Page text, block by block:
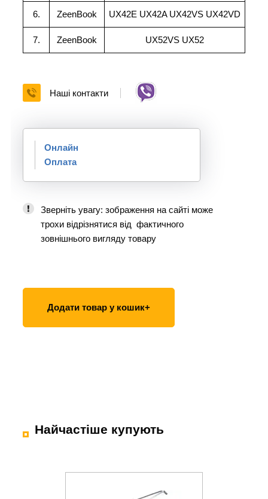
6. ZeenBook UX42E UX42A UX42VS UX42VD
7. ZeenBook UX52VS UX52
Наші контакти
Онлайн
Оплата
Зверніть увагу: зображення на сайті може
трохи відрізнятися від фактичного
зовнішнього вигляду товару
Додати товар у кошик+
Найчастіше купують